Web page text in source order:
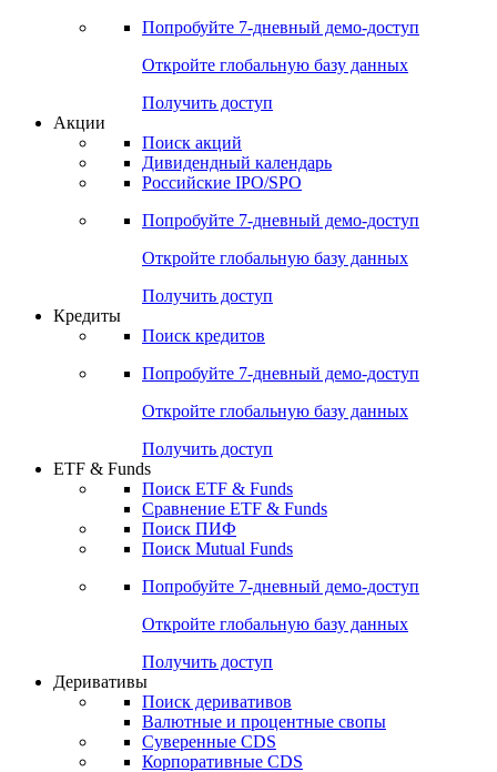
Попробуйте 7-дневный демо-доступ
Откройте глобальную базу данных
Получить доступ
Акции
Поиск акций
Дивидендный календарь
Российские IPO/SPO
Попробуйте 7-дневный демо-доступ
Откройте глобальную базу данных
Получить доступ
Кредиты
Поиск кредитов
Попробуйте 7-дневный демо-доступ
Откройте глобальную базу данных
Получить доступ
ETF & Funds
Поиск ETF & Funds
Сравнение ETF & Funds
Поиск ПИФ
Поиск Mutual Funds
Попробуйте 7-дневный демо-доступ
Откройте глобальную базу данных
Получить доступ
Деривативы
Поиск деривативов
Валютные и процентные свопы
Суверенные CDS
Корпоративные CDS